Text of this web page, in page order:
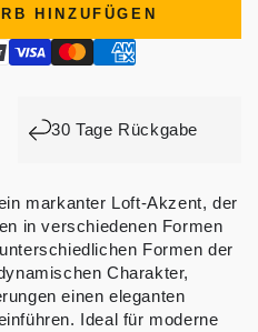
HINZUFÜGEN
30 Tage Rückgabe
markanter Loft-Akzent, der
in verschiedenen Formen
Formen der
Charakter,
einen eleganten
Ideal für moderne